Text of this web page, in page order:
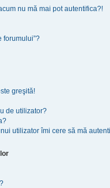
nu mă mai pot autentifica?!
forumului”?
greşită!
de utilizator?
utilizator îmi cere să mă